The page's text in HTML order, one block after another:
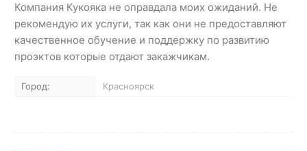
Компания Кукояка не оправдала моих ожиданий. Не
рекомендую их услуги, так как они не предоставляют
качественное обучение и поддержку по развитию
проэктов которые отдают закажчикам.
Город: Красноярск